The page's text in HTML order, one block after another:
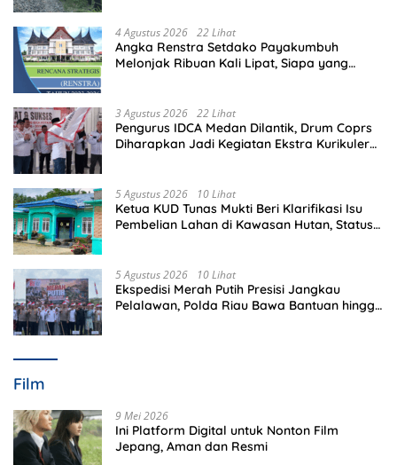
4 Agustus 2026 22 Lihat
Angka Renstra Setdako Payakumbuh
Melonjak Ribuan Kali Lipat, Siapa yang
3 Agustus 2026 22 Lihat
Pengurus IDCA Medan Dilantik, Drum Coprs
Diharapkan Jadi Kegiatan Ekstra Kurikuler
5 Agustus 2026 10 Lihat
Ketua KUD Tunas Mukti Beri Klarifikasi Isu
Pembelian Lahan di Kawasan Hutan, Status
5 Agustus 2026 10 Lihat
Ekspedisi Merah Putih Presisi Jangkau
Pelalawan, Polda Riau Bawa Bantuan hingga
Film
9 Mei 2026
Ini Platform Digital untuk Nonton Film
Jepang, Aman dan Resmi